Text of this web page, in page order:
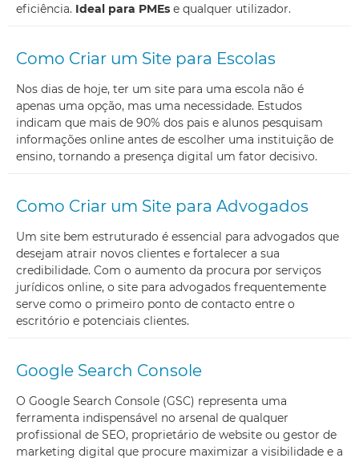
eficiência. Ideal para PMEs e qualquer utilizador.
Como Criar um Site para Escolas
Nos dias de hoje, ter um site para uma escola não é
apenas uma opção, mas uma necessidade. Estudos
indicam que mais de 90% dos pais e alunos pesquisam
informações online antes de escolher uma instituição de
ensino, tornando a presença digital um fator decisivo.
Como Criar um Site para Advogados
Um site bem estruturado é essencial para advogados que
desejam atrair novos clientes e fortalecer a sua
credibilidade. Com o aumento da procura por serviços
jurídicos online, o site para advogados frequentemente
serve como o primeiro ponto de contacto entre o
escritório e potenciais clientes.
Google Search Console
O Google Search Console (GSC) representa uma
ferramenta indispensável no arsenal de qualquer
profissional de SEO, proprietário de website ou gestor de
marketing digital que procure maximizar a visibilidade e a